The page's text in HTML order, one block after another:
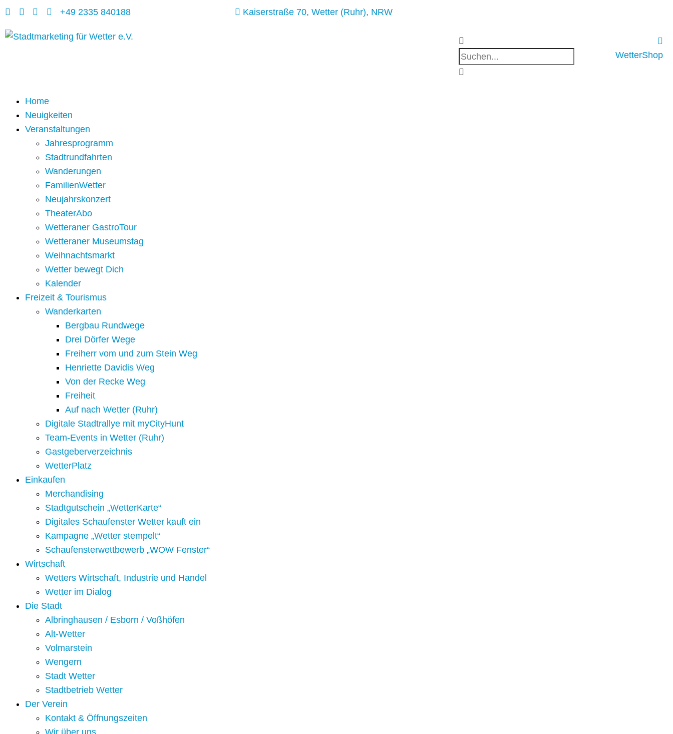
+49 2335 840188 Kaiserstraße 70, Wetter (Ruhr), NRW
WetterShop
Home
Neuigkeiten
Veranstaltungen
Jahresprogramm
Stadtrundfahrten
Wanderungen
FamilienWetter
Neujahrskonzert
TheaterAbo
Wetteraner GastroTour
Wetteraner Museumstag
Weihnachtsmarkt
Wetter bewegt Dich
Kalender
Freizeit & Tourismus
Wanderkarten
Bergbau Rundwege
Drei Dörfer Wege
Freiherr vom und zum Stein Weg
Henriette Davidis Weg
Von der Recke Weg
Freiheit
Auf nach Wetter (Ruhr)
Digitale Stadtrallye mit myCityHunt
Team-Events in Wetter (Ruhr)
Gastgeberverzeichnis
WetterPlatz
Einkaufen
Merchandising
Stadtgutschein „WetterKarte“
Digitales Schaufenster Wetter kauft ein
Kampagne „Wetter stempelt“
Schaufensterwettbewerb „WOW Fenster“
Wirtschaft
Wetters Wirtschaft, Industrie und Handel
Wetter im Dialog
Die Stadt
Albringhausen / Esborn / Voßhöfen
Alt-Wetter​
Volmarstein
Wengern
Stadt Wetter
Stadtbetrieb Wetter
Der Verein
Kontakt & Öffnungszeiten
Wir über uns